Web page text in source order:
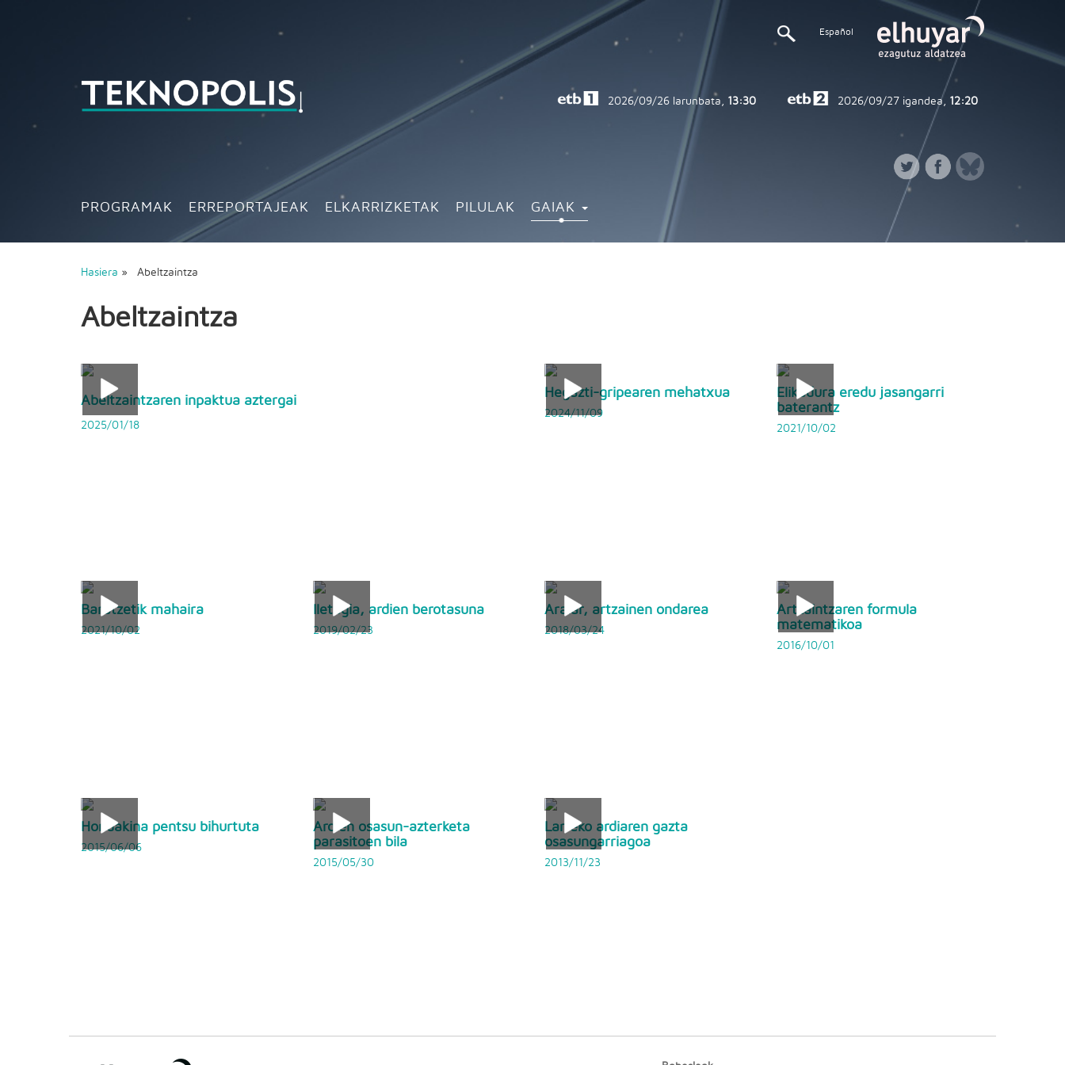
Español
PROGRAMAK ERREPORTAJEAK ELKARRIZKETAK PILULAK GAIAK
2026/09/26 larunbata, 13:30 2026/09/27 igandea, 12:20
Hasiera » Abeltzaintza
Abeltzaintza
Abeltzaintzaren inpaktua aztergai
2025/01/18
Hegazti-gripearen mehatxua
2024/11/09
Elikadura eredu jasangarri
baterantz
2021/10/02
Baratzetik mahaira
2021/10/02
Iletegia, ardien berotasuna
2019/02/23
Aralar, artzainen ondarea
2018/03/24
Artzaintzaren formula
matematikoa
2016/10/01
Hondakina pentsu bihurtuta
2015/06/06
Ardien osasun-azterketa
parasitoen bila
2015/05/30
Larreko ardiaren gazta
osasungarriagoa
2013/11/23